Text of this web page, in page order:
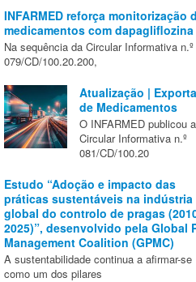
INFARMED reforça monitorização
medicamentos com dapagliflozina
Na sequência da Circular Informativa n.º
079/CD/100.20.200,
Atualização |
de Medicamentos
O INFARMED publicou a
Circular Informativa n.º
081/CD/100.20
Estudo “Adoção e impacto das
práticas sustentáveis na indústria
global do controlo de pragas
2025)”, desenvolvido pela Global
Management Coalition (GPMC)
A sustentabilidade continua a afirmar-se
como um dos pilares